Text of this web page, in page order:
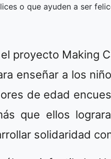
o que ayuden a ser
proyecto Making
enseñar a los
de edad
que ellos
solidaridad